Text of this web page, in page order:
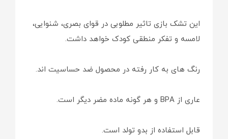
این تشک بازی تاثیر مطلوبی در قوای بصری، شنوایی،
لامسه و تفکر منطقی کودک خواهد داشت.
رنگ های به کار رفته در محصول ضد حساسیت اند.
عاری از BPA و هر گونه ماده مضر دیگر است.
قابل استفاده از بدو تولد است.